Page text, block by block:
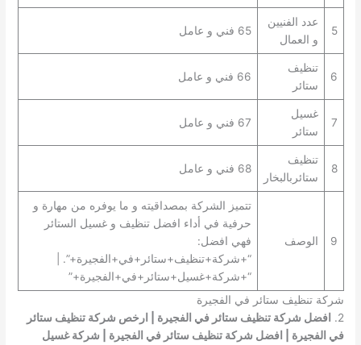
5
عدد الفنيين
و العمال
65 فني و عامل
6
تنظيف
ستائر
66 فني و عامل
7
غسيل
ستائر
67 فني و عامل
8
تنظيف
ستائربالبخار
68 فني و عامل
9 الوصف
تتميز الشركة بمصداقيته و ما يوفره من مهارة و
حرفية في أداء افضل تنظيف و غسيل الستائر
فهي افضل:
“+شركة+تنظيف+ستائر+في+الفجيرة+”. |
“+شركة+غسيل+ستائر+في+الفجيرة+”
شركة تنظيف ستائر في الفجيرة
2.
افضل شركة تنظيف ستائر في الفجيرة | ارخص شركة تنظيف ستائر
في الفجيرة | افضل شركة تنظيف ستائر في الفجيرة | شركة غسيل